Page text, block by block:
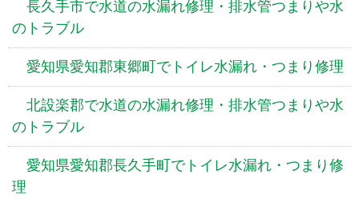
長久手市で水道の水漏れ修理・排水管つまりや水
のトラブル
愛知県愛知郡東郷町でトイレ水漏れ・つまり修理
北設楽郡で水道の水漏れ修理・排水管つまりや水
のトラブル
愛知県愛知郡長久手町でトイレ水漏れ・つまり修
理